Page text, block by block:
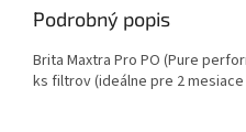
Podrobný popis
Brita Maxtra Pro PO (Pure
ks filtrov (ideálne pre 2